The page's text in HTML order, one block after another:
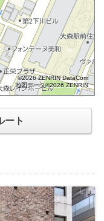
©2026 ZENRIN DataCom
地図データ©2026 ZENRIN
ート